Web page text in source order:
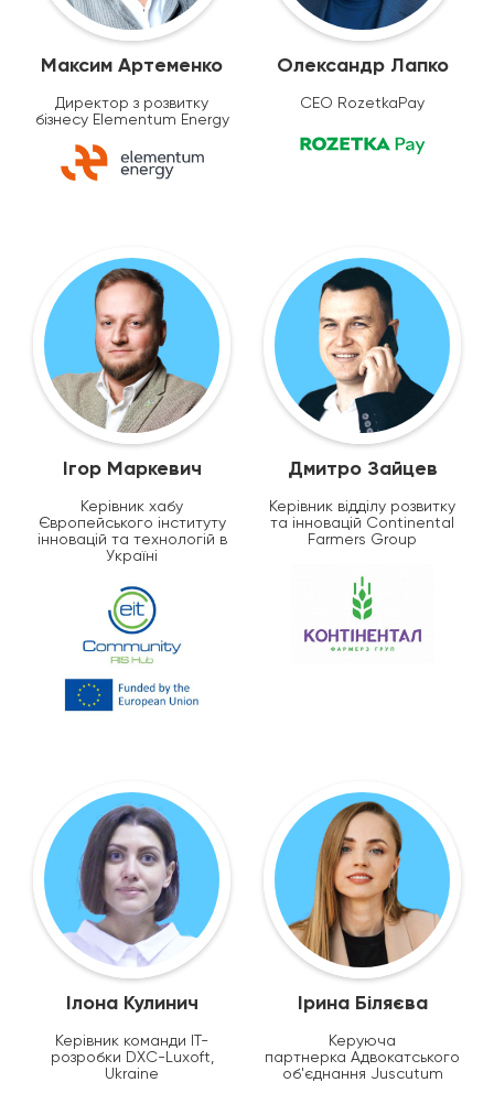
Максим Артеменко
Директор з розвитку
бізнесу Elementum Energy
Олександр Лапко
CEO RozetkaPay
Ігор Маркевич
Керівник хабу
Європейського інституту
інновацій та технологій в
Україні
Дмитро Зайцев
Керівник відділу розвитку
та інновацій Continental
Farmers Group
Ілона Кулинич
Керівник команди IT-
розробки DXC-Luxoft,
Ukraine
Ірина Біляєва
Керуюча
партнерка Адвокатського
об'єднання Juscutum